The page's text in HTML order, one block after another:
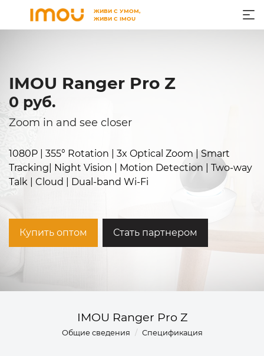
ЖИВИ С УМОМ,
ЖИВИ С IMOU
IMOU Ranger Pro Z
0 руб.
Zoom in and see closer
1080P | 355° Rotation | 3x Optical Zoom | Smart
Tracking| Night Vision | Motion Detection | Two-way
Talk | Cloud | Dual-band Wi-Fi
Купить оптом Стать партнером
IMOU Ranger Pro Z
Общие сведения Спецификация